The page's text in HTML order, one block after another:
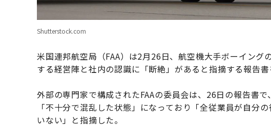
Shutterstock.com
米国連邦航空局（FAA）は2月26日、航空機大手ボーイング
する経営陣と社内の認識に「断絶」があると指摘する報告書
外部の専門家で構成されたFAAの委員会は、26日の報告書
「不十分で混乱した状態」になっており「全従業員が自分
いない」と指摘した。